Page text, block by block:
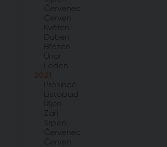
Červenec
Červen
Květen
Duben
Březen
Únor
Leden
2021
Prosinec
Listopad
Říjen
Září
Srpen
Červenec
Červen